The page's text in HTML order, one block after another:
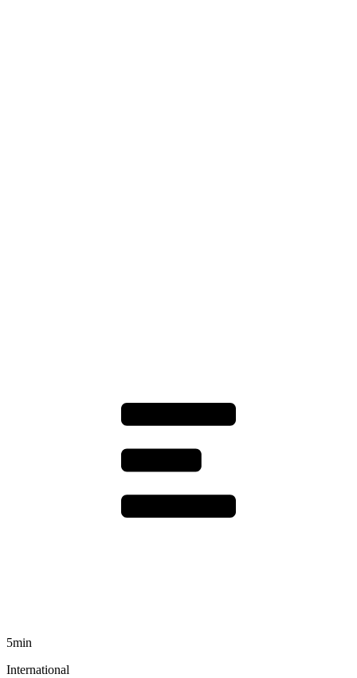
5min
International